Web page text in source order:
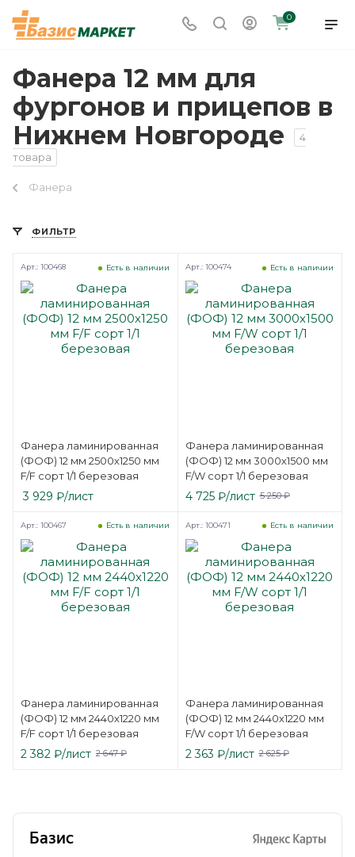
0
Фанера 12 мм для
фургонов и прицепов в
Нижнем Новгороде
4
товара
Фанера
ФИЛЬТР
Фанера ламинированная
(ФОФ) 12 мм 2500х1250 мм
F/F сорт 1/1 березовая
Есть в наличии
Арт.: 100468
3 929 ₽/лист
Фанера ламинированная
(ФОФ) 12 мм 3000х1500 мм
F/W сорт 1/1 березовая
Есть в наличии
Арт.: 100474
4 725₽/лист 5 250₽
Фанера ламинированная
(ФОФ) 12 мм 2440х1220 мм
F/F сорт 1/1 березовая
Есть в наличии
Арт.: 100467
2 382 ₽/лист 2 647₽
Фанера ламинированная
(ФОФ) 12 мм 2440х1220 мм
F/W сорт 1/1 березовая
Есть в наличии
Арт.: 100471
2 363 ₽/лист 2 625₽